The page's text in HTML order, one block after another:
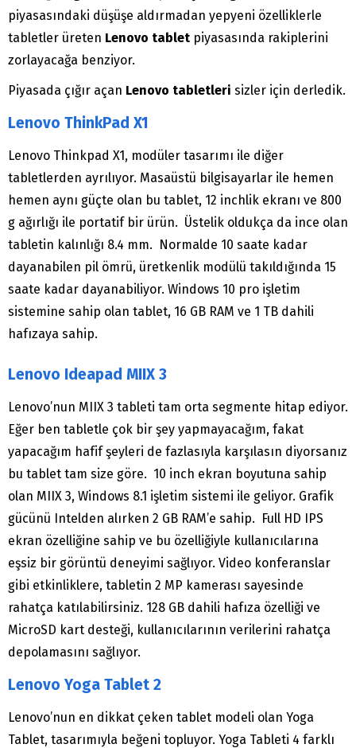
piyasasındaki düşüşe aldırmadan yepyeni özelliklerle
tabletler üreten Lenovo tablet piyasasında rakiplerini
zorlayacağa benziyor.
Piyasada çığır açan Lenovo tabletleri sizler için derledik.
Lenovo ThinkPad X1
Lenovo Thinkpad X1, modüler tasarımı ile diğer
tabletlerden ayrılıyor. Masaüstü bilgisayarlar ile hemen
hemen aynı güçte olan bu tablet, 12 inchlik ekranı ve 800
g ağırlığı ile portatif bir ürün. Üstelik oldukça da ince olan
tabletin kalınlığı 8.4 mm. Normalde 10 saate kadar
dayanabilen pil ömrü, üretkenlik modülü takıldığında 15
saate kadar dayanabiliyor. Windows 10 pro işletim
sistemine sahip olan tablet, 16 GB RAM ve 1 TB dahili
hafızaya sahip.
Lenovo Ideapad MIIX 3
Lenovo’nun MIIX 3 tableti tam orta segmente hitap ediyor.
Eğer ben tabletle çok bir şey yapmayacağım, fakat
yapacağım hafif şeyleri de fazlasıyla karşılasın diyorsanız
bu tablet tam size göre. 10 inch ekran boyutuna sahip
olan MIIX 3, Windows 8.1 işletim sistemi ile geliyor. Grafik
gücünü Intelden alırken 2 GB RAM’e sahip. Full HD IPS
ekran özelliğine sahip ve bu özelliğiyle kullanıcılarına
eşsiz bir görüntü deneyimi sağlıyor. Video konferanslar
gibi etkinliklere, tabletin 2 MP kamerası sayesinde
rahatça katılabilirsiniz. 128 GB dahili hafıza özelliği ve
MicroSD kart desteği, kullanıcılarının verilerini rahatça
depolamasını sağlıyor.
Lenovo Yoga Tablet 2
Lenovo’nun en dikkat çeken tablet modeli olan Yoga
Tablet, tasarımıyla beğeni topluyor. Yoga Tableti 4 farklı